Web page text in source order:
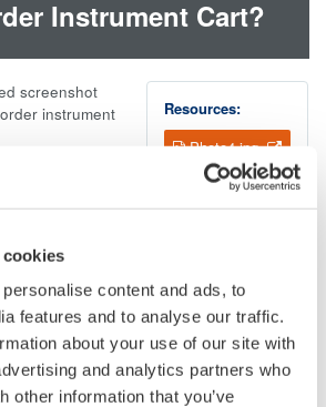
content and ads, to
features and to analyse our traffic.
about your use of our site with
and analytics partners who
other information that you’ve
Instrument Cart?
Resources:
Photo4.jpg
Photo1.jpg
screenshot
instrument
案